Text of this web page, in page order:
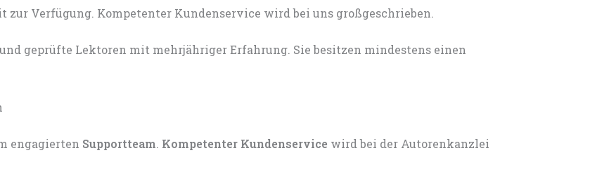
geprüfte Lektoren mit mehrjähriger Erfahrung. Sie besitzen mindestens einen
engagierten Supportteam. Kompetenter Kundenservice wird bei der Autorenkanzlei